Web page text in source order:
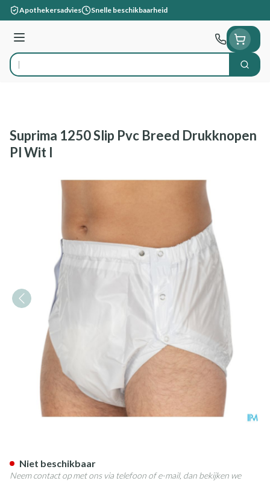
Ga naar de inhoud
Apothekersadvies Snelle beschikbaarheid
Menu
Product, merk, categorie... Zoek
Suprima 1250 Slip Pvc Breed Drukknopen
Pl Wit l
Niet beschikbaar
Neem contact op met ons via telefoon of e-mail, dan bekijken we